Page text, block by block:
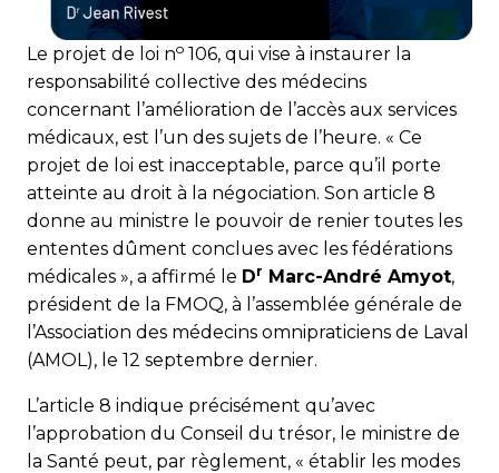
Le projet de loi no 106, qui vise à instaurer la
responsabilité collective des médecins
concernant l’amélioration de l’accès aux services
médicaux, est l’un des sujets de l’heure. « Ce
projet de loi est inacceptable, parce qu’il porte
atteinte au droit à la négociation. Son article 8
donne au ministre le pouvoir de renier toutes les
ententes dûment conclues avec les fédérations
médicales », a affirmé le Dr Marc-André Amyot,
président de la FMOQ, à l’assemblée générale de
l’Association des médecins omnipraticiens de Laval
(AMOL), le 12 septembre dernier.
L’article 8 indique précisément qu’avec
l’approbation du Conseil du trésor, le ministre de
la Santé peut, par règlement, « établir les modes